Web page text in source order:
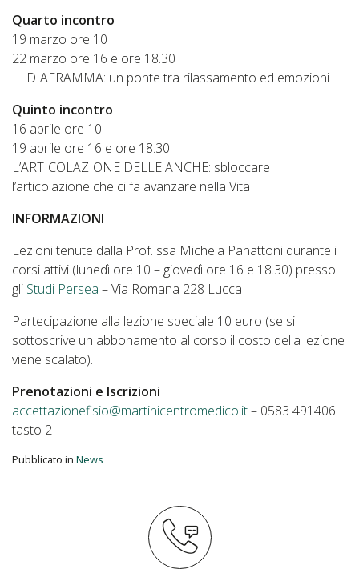
Quarto incontro
19 marzo ore 10
22 marzo ore 16 e ore 18.30
IL DIAFRAMMA: un ponte tra rilassamento ed emozioni
Quinto incontro
16 aprile ore 10
19 aprile ore 16 e ore 18.30
L’ARTICOLAZIONE DELLE ANCHE: sbloccare
l’articolazione che ci fa avanzare nella Vita
INFORMAZIONI
Lezioni tenute dalla Prof. ssa Michela Panattoni durante i
corsi attivi (lunedì ore 10 – giovedì ore 16 e 18.30) presso
gli Studi Persea – Via Romana 228 Lucca
Partecipazione alla lezione speciale 10 euro (se si
sottoscrive un abbonamento al corso il costo della lezione
viene scalato).
Prenotazioni e Iscrizioni
accettazionefisio@martinicentromedico.it– 0583 491406
tasto 2
Pubblicato in News